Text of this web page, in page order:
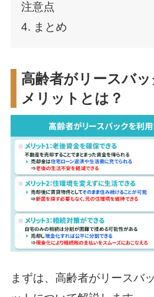
注意点
4. まとめ
高齢者がリースバ
メリットとは？
まずは、高齢者がリースバ